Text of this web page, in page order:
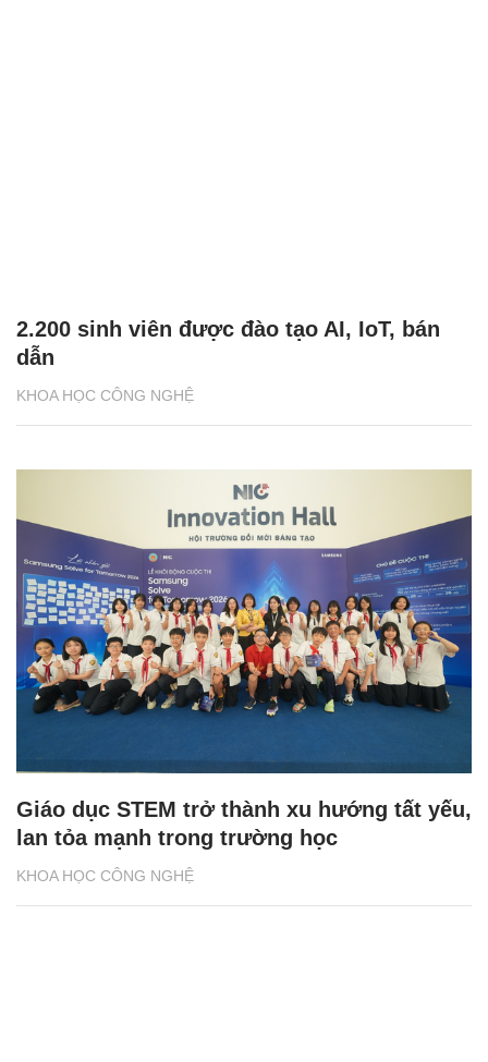
KHOA HỌC CÔNG NGHỆ
2.200 sinh viên được đào tạo AI, IoT, bán
dẫn
KHOA HỌC CÔNG NGHỆ
Giáo dục STEM trở thành xu hướng tất yếu,
lan tỏa mạnh trong trường học